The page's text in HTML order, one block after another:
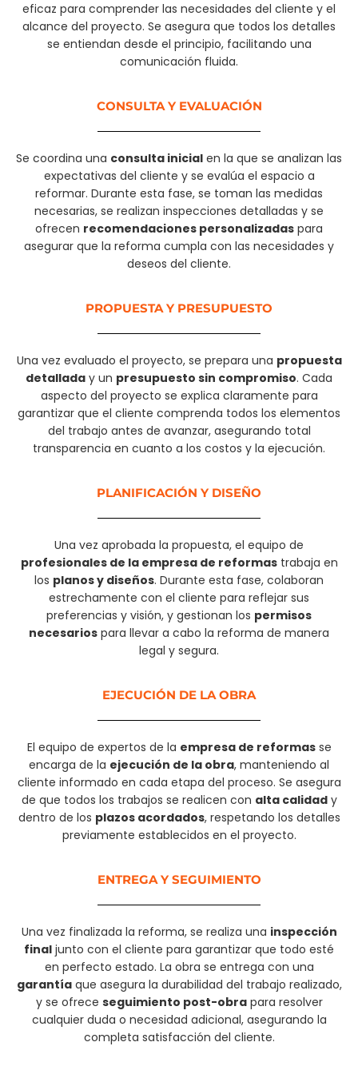
eficaz para comprender las necesidades del cliente y el
alcance del proyecto. Se asegura que todos los detalles
se entiendan desde el principio, facilitando una
comunicación fluida.
CONSULTA Y EVALUACIÓN
Se coordina una consulta inicial en la que se analizan las
expectativas del cliente y se evalúa el espacio a
reformar. Durante esta fase, se toman las medidas
necesarias, se realizan inspecciones detalladas y se
ofrecen recomendaciones personalizadas para
asegurar que la reforma cumpla con las necesidades y
deseos del cliente.
PROPUESTA Y PRESUPUESTO
Una vez evaluado el proyecto, se prepara una propuesta
detallada y un presupuesto sin compromiso. Cada
aspecto del proyecto se explica claramente para
garantizar que el cliente comprenda todos los elementos
del trabajo antes de avanzar, asegurando total
transparencia en cuanto a los costos y la ejecución.
PLANIFICACIÓN Y DISEÑO
Una vez aprobada la propuesta, el equipo de
profesionales de la empresa de reformastrabaja en
los planos y diseños. Durante esta fase, colaboran
estrechamente con el cliente para reflejar sus
preferencias y visión, y gestionan los permisos
necesarios para llevar a cabo la reforma de manera
legal y segura.
EJECUCIÓN DE LA OBRA
El equipo de expertos de la empresa de reformasse
encarga de la ejecución de la obra, manteniendo al
cliente informado en cada etapa del proceso. Se asegura
de que todos los trabajos se realicen con alta calidady
dentro de los plazos acordados, respetando los detalles
previamente establecidos en el proyecto.
ENTREGA Y SEGUIMIENTO
Una vez finalizada la reforma, se realiza una inspección
final junto con el cliente para garantizar que todo esté
en perfecto estado. La obra se entrega con una
garantíaque asegura la durabilidad del trabajo realizado,
y se ofrece seguimiento post-obrapara resolver
cualquier duda o necesidad adicional, asegurando la
completa satisfacción del cliente.